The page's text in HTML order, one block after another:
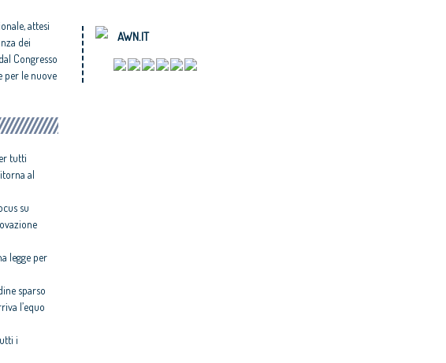
attesi
dei
Congresso
per le nuove
rendita
tutti
al
su
legge per
sparso
l’equo
i
AWN.IT